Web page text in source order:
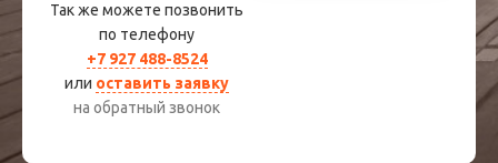
Так же можете позвонить
по телефону
+7 927 488-8524
или оставить заявку
на обратный звонок